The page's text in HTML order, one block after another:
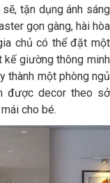
tận dụng ánh sáng
gọn gàng, hài hòa
chủ có thể đặt một
kế giường thông minh
thành một phòng ngủ
được decor theo sở
cho bé.